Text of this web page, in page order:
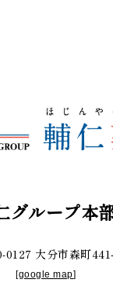
グループ本
0127 大分市森町
[google map]